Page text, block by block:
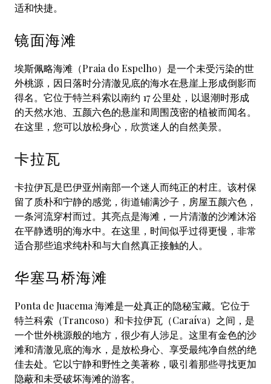
适和快捷。
镜面海滩
埃斯佩略海滩（Praia do Espelho）是一个未受污染的世
外桃源，因日落时分清澈见底的海水在悬崖上形成倒影而
得名。它位于特兰科索以南约 17 公里处，以退潮时形成
的天然水池、五颜六色的悬崖和周围茂密的植被而闻名。
在这里，您可以放松身心，欣赏迷人的自然美景。
卡拉瓦
卡拉伊瓦是巴伊亚州南部一个迷人而纯正的村庄。该村保
留了质朴和宁静的感觉，街道铺满沙子，房屋五颜六色，
一条河流穿村而过。其亮点是海滩，一片清澈的沙滩沐浴
在平静透明的海水中。在这里，时间似乎过得更慢，非常
适合那些追求纯朴和与大自然真正接触的人。
华塞马桥海滩
Ponta de Juacema 海滩是一处真正的隐秘宝藏。它位于
特兰科索（Trancoso）和卡拉伊瓦（Caraíva）之间，是
一个世外桃源般的地方，很少有人涉足。这里有金色的沙
滩和清澈见底的海水，是放松身心、享受最纯净自然的绝
佳去处。它以宁静和野性之美著称，吸引着那些寻找更加
隐蔽和未受破坏海滩的游客。